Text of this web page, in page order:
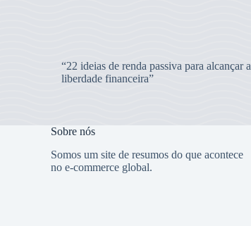
“22 ideias de renda passiva para alcançar a
liberdade financeira”
Sobre nós
Somos um site de resumos do que acontece
no e-commerce global.